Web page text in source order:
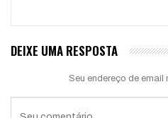
DEIXE UMA RESPOSTA
Seu endereço de